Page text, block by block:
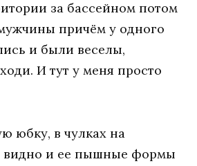
за бассейном потом
причём у одного
и были веселы,
И тут у меня просто
юбку, в чулках на
видно и ее пышные формы